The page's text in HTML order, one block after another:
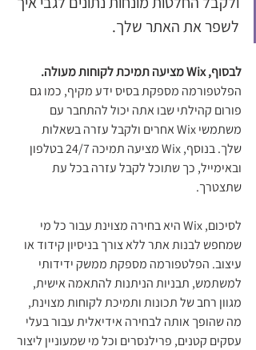
לשפר את האתר שלך.
לבסוף, Wix מציעה תמיכת לקוחות מעולה.
הפלטפורמה מספקת בסיס ידע מקיף, כמו גם
פורום קהילתי שבו אתה יכול להתחבר עם
משתמשי Wix אחרים ולקבל עזרה בשאלות
שלך. בנוסף, Wix מציעה תמיכה 24/7 בטלפון
ובאימייל, כך שתוכל לקבל עזרה בכל עת
שתצטרך.
לסיכום, Wix היא בחירה מצוינת עבור כל מי
שמחפש לבנות אתר ללא צורך בניסיון קידוד או
עיצוב. הפלטפורמה מספקת ממשק ידידותי
למשתמש, תבניות הניתנות להתאמה אישית,
מגוון רחב של תכונות ותמיכת לקוחות מצוינת,
מה שהופך אותה לבחירה אידיאלית עבור בעלי
עסקים קטנים, פרילנסרים וכל מי שמעוניין ליצור